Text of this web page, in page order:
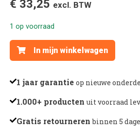
€ 33,25 excl. BTW
1 op voorraad
PEN
V.
ONDER
AR55695
In mijn winkelwagen
1 jaar garantie op nieuwe
1.000+ producten uit voorraad
Gratis retournerenbinnen 5